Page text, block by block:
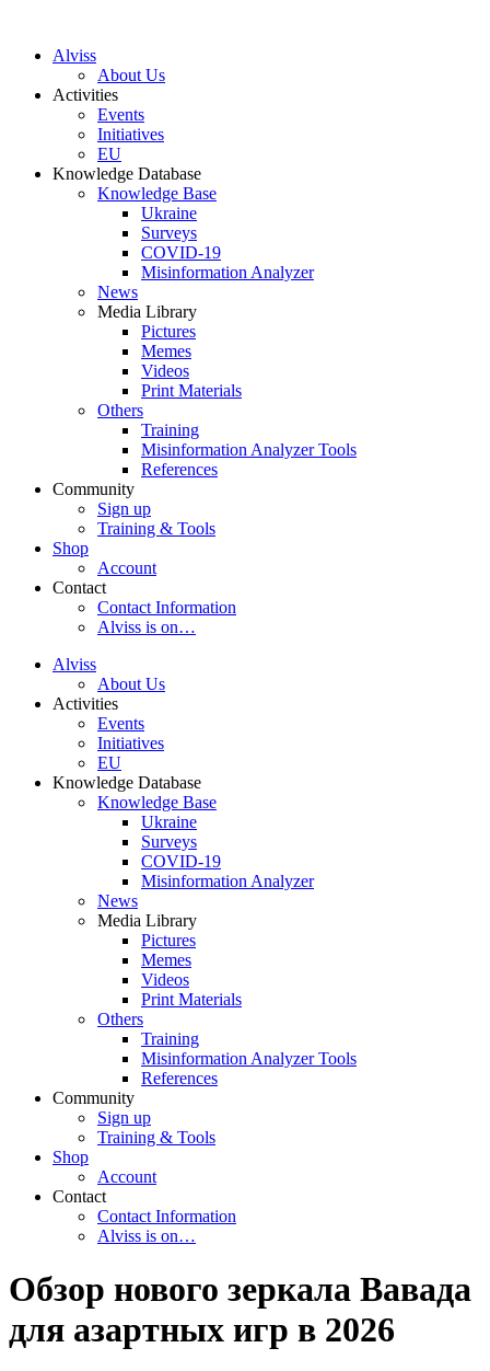
Alviss
About Us
Activities
Events
Initiatives
EU
Knowledge Database
Knowledge Base
Ukraine
Surveys
COVID-19
Misinformation Analyzer
News
Media Library
Pictures
Memes
Videos
Print Materials
Others
Training
Misinformation Analyzer Tools
References
Community
Sign up
Training & Tools
Shop
Account
Contact
Contact Information
Alviss is on…
Alviss
About Us
Activities
Events
Initiatives
EU
Knowledge Database
Knowledge Base
Ukraine
Surveys
COVID-19
Misinformation Analyzer
News
Media Library
Pictures
Memes
Videos
Print Materials
Others
Training
Misinformation Analyzer Tools
References
Community
Sign up
Training & Tools
Shop
Account
Contact
Contact Information
Alviss is on…
Обзор нового зеркала Вавада
для азартных игр в 2026